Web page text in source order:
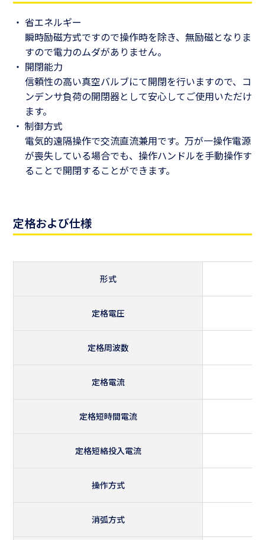
省エネルギー
瞬時励磁方式ですので操作時を除き、無励磁となりま
すので電力のムダがありません。
開閉能力
信頼性の高い真空バルブにて開閉を行いますので、コ
ンデンサ負荷の開閉器として安心してご使用いただけ
ます。
制御方式
電気的遠隔操作で交流直流兼用です。万が一操作電源
が喪失している場合でも、操作ハンドルを手動操作す
ることで開閉することができます。
定格および仕様
形式
定格電圧
定格周波数
定格電流
定格短時間電流
定格短絡投入電流
操作方式
消弧方式